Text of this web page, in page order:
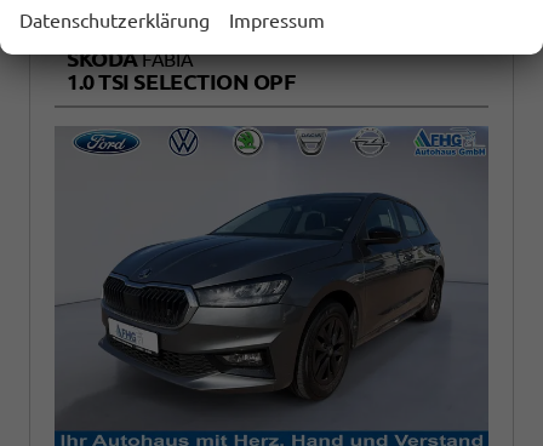
SKODAFABIA
1.0 TSI SELECTION OPF
Datenschutzerklärung Impressum